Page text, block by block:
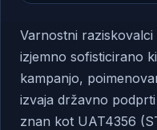
Varnostni
izjemno sofisticirano
kampanjo,
izvaja državno
znan kot UAT4356